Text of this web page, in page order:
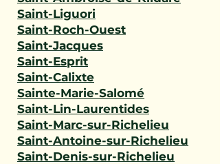
Saint-Liguori
Saint-Roch-Ouest
Saint-Jacques
Saint-Esprit
Saint-Calixte
Sainte-Marie-Salomé
Saint-Lin-Laurentides
Saint-Marc-sur-Richelieu
Saint-Antoine-sur-Richelieu
Saint-Denis-sur-Richelieu